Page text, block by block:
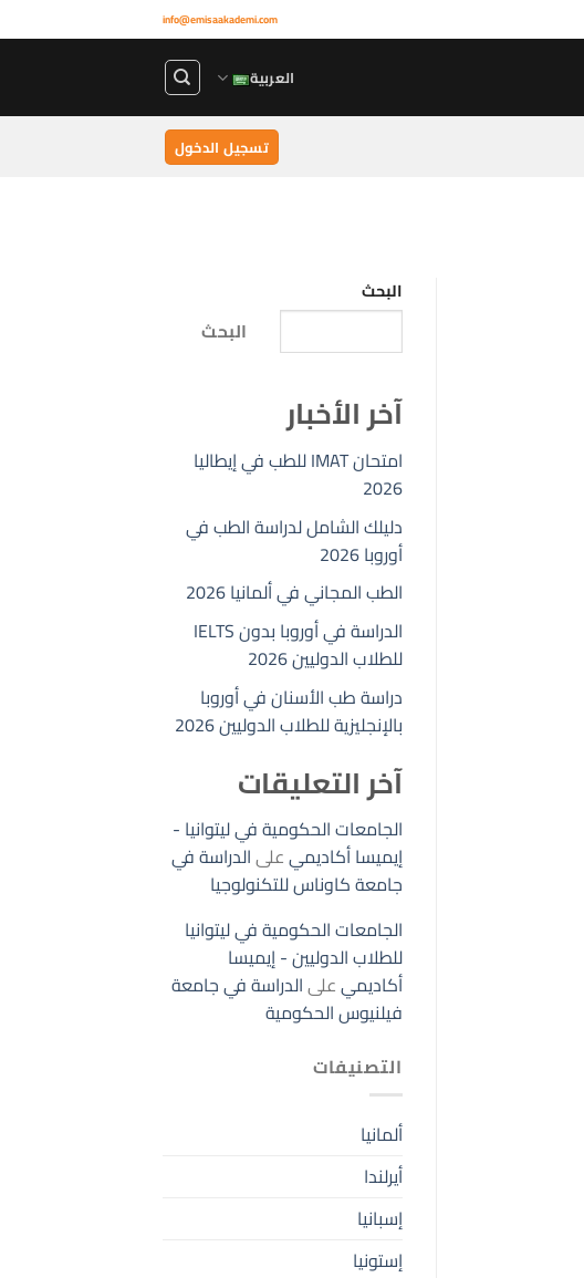
info@emisaakademi.com
العربية
تسجيل الدخول
البحث
البحث
آخر الأخبار
امتحان IMAT للطب في إيطاليا
2026
دليلك الشامل لدراسة الطب في
أوروبا 2026
الطب المجاني في ألمانيا 2026
الدراسة في أوروبا بدون IELTS
للطلاب الدوليين 2026
دراسة طب الأسنان في أوروبا
بالإنجليزية للطلاب الدوليين 2026
آخر التعليقات
الجامعات الحكومية في ليتوانيا -
إيميسا أكاديميعلىالدراسة في
جامعة كاوناس للتكنولوجيا
الجامعات الحكومية في ليتوانيا
للطلاب الدوليين - إيميسا
أكاديميعلىالدراسة في جامعة
فيلنيوس الحكومية
التصنيفات
ألمانيا
أيرلندا
إسبانيا
إستونيا